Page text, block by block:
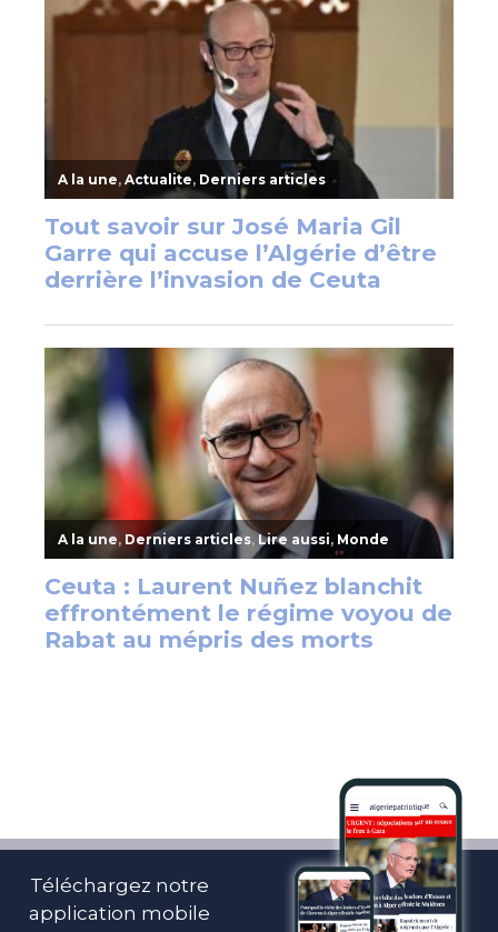
Téléchargez notre
application mobile